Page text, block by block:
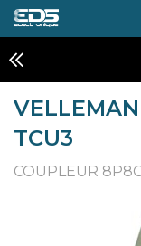
TCU3
COUPLEUR